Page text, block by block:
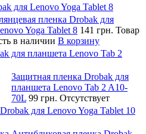
для Lenovo Yoga Tablet 8
пленка Drobak для
Yoga Tablet 8 141 грн. Товар
в наличии В корзину
для планшета Lenovo Tab 2
Защитная пленка Drobak для
планшета Lenovo Tab 2 A10-
70L 99 грн. Отсутствует
для Lenovo Yoga Tablet 10